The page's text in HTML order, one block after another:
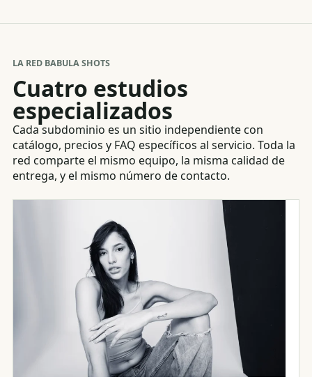
LA RED BABULA SHOTS
Cuatro estudios
especializados
Cada subdominio es un sitio independiente con
catálogo, precios y FAQ específicos al servicio. Toda la
red comparte el mismo equipo, la misma calidad de
entrega, y el mismo número de contacto.